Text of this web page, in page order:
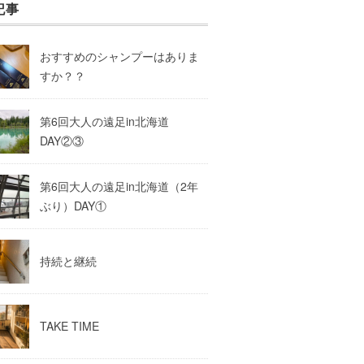
事
おすすめのシャンプーはありま
すか？？
第6回大人の遠足in北海道
DAY②③
第6回大人の遠足in北海道（2年
ぶり）DAY①
持続と継続
TAKE TIME